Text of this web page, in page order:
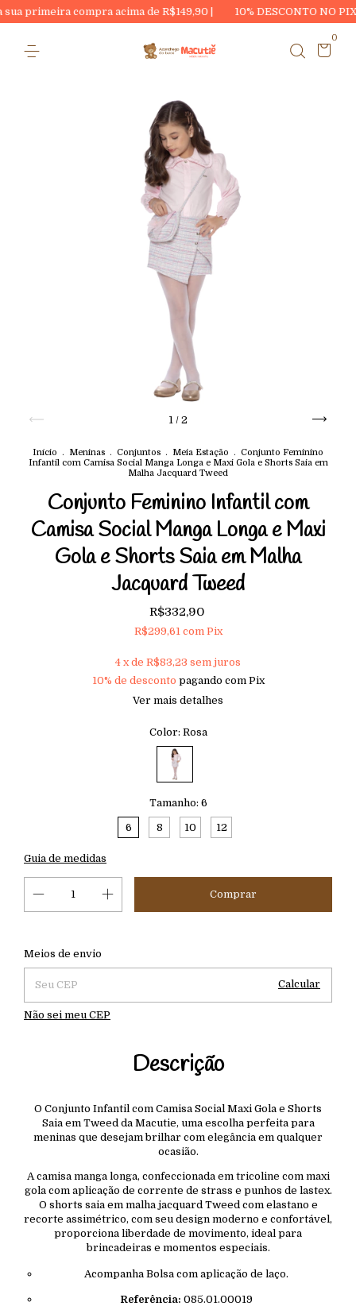
compra acima de R$149,90 | 10% DESCONTO NO PIX |
0
1 / 2
Início . Meninas . Conjuntos . Meia Estação . Conjunto Feminino
Infantil com Camisa Social Manga Longa e Maxi Gola e Shorts Saia em
Malha Jacquard Tweed
Conjunto Feminino Infantil com
Camisa Social Manga Longa e Maxi
Gola e Shorts Saia em Malha
Jacquard Tweed
R$332,90
R$299,61 com Pix
4 x de R$83,23 sem juros
10% de desconto pagando com Pix
Ver mais detalhes
Color: Rosa
Tamanho: 6
6 8 10 12
Guia de medidas
Entregas para o CEP:
Meios de envio
Calcular
Não sei meu CEP
Descrição
O Conjunto Infantil com Camisa Social Maxi Gola e Shorts
Saia em Tweed da Macutie, uma escolha perfeita para
meninas que desejam brilhar com elegância em qualquer
ocasião.
A camisa manga longa, confeccionada em tricoline com maxi
gola com aplicação de corrente de strass e punhos de lastex.
O shorts saia em malha jacquard Tweed com elastano e
recorte assimétrico, com seu design moderno e confortável,
proporciona liberdade de movimento, ideal para
brincadeiras e momentos especiais.
Acompanha Bolsa com aplicação de laço.
Referência: 085.01.00019